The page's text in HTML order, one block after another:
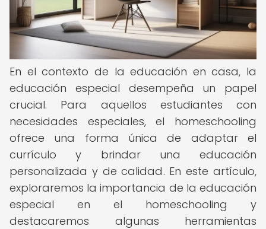
En el contexto de la educación en casa, la
educación especial desempeña un papel
crucial. Para aquellos estudiantes con
necesidades especiales, el homeschooling
ofrece una forma única de adaptar el
currículo y brindar una educación
personalizada y de calidad. En este artículo,
exploraremos la importancia de la educación
especial en el homeschooling y
destacaremos algunas herramientas